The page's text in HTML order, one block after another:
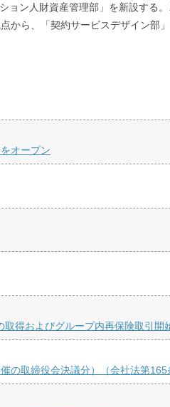
ン人財資産管理部」を新設する
ら、「契約サービスデザイン部
オープン
得およびグループ内再保険取引開
取締役会決議分）（会社法第